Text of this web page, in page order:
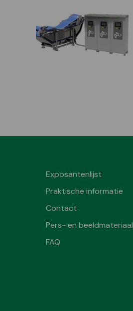
Exposantenlijst
Praktische informatie
Contact
Pers- en beeldmateriaal
FAQ